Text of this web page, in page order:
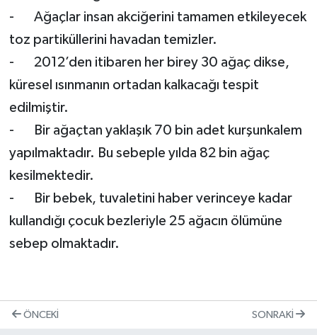
- Ağaçlar insan akciğerini tamamen etkileyecek
toz partiküllerini havadan temizler.
- 2012’den itibaren her birey 30 ağaç dikse,
küresel ısınmanın ortadan kalkacağı tespit
edilmiştir.
- Bir ağaçtan yaklaşık 70 bin adet kurşunkalem
yapılmaktadır. Bu sebeple yılda 82 bin ağaç
kesilmektedir.
- Bir bebek, tuvaletini haber verinceye kadar
kullandığı çocuk bezleriyle 25 ağacın ölümüne
sebep olmaktadır.
ÖNCEKI SONRAKI